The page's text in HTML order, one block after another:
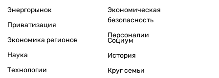
Энергорынок
Приватизация
Экономика регионов
Экономическая
безопасность
Персоналии
Наука
Технологии
Социум
История
Круг семьи